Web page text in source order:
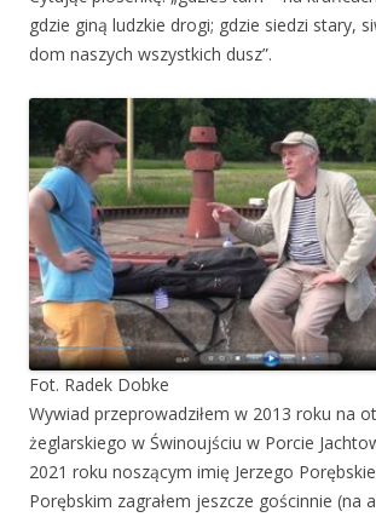
gdzie giną ludzkie drogi; gdzie siedzi stary,
dom naszych wszystkich dusz”.
Fot. Radek Dobke
Wywiad przeprowadziłem w 2013 roku na
żeglarskiego w Świnoujściu w Porcie
2021 roku noszącym imię Jerzego
Porębskim zagrałem jeszcze gościnnie (na